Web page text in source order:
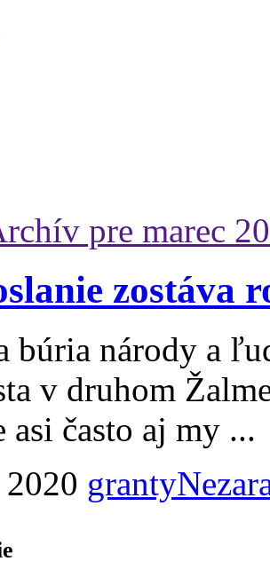
pre marec
búria národy a
v druhom
asi často aj my ...
granty